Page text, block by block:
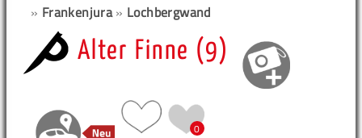
» Frankenjura» Lochbergwand
Alter Finne (9)
0